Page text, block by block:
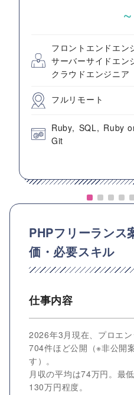
~
フロントエンドエン
サーバーサイドエン
クラウドエンジニア
フルリモート
Ruby SQL Ruby
Git
PHPフリーランス
価・必要スキル
仕事内容
2026年3月現在、プロエ
704件ほど公開（※非公開
す）。
月収の平均は74万円。最
130万円程度。